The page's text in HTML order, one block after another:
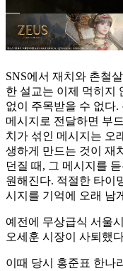
SNS에서 재치와 촌철
한 설교는 이제 먹히지
없이 주목받을 수 없다
메시지로 전달하면 부
치가 섞인 메시지는 오
생하게 만드는 것이 재
던질 때, 그 메시지를
원해진다. 적절한 타이
시지를 기억에 오래 남
예전에 무상급식 서울
오세훈 시장이 사퇴했
이때 당시 홍준표 한나